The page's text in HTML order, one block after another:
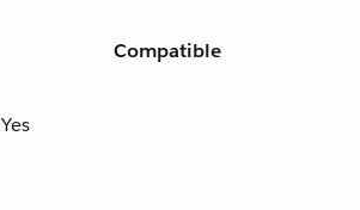
Compatible
Yes